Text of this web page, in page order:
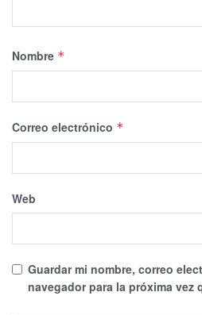
Nombre *
Correo electrónico *
Web
Guardar mi nombre, correo
navegador para la próxima vez